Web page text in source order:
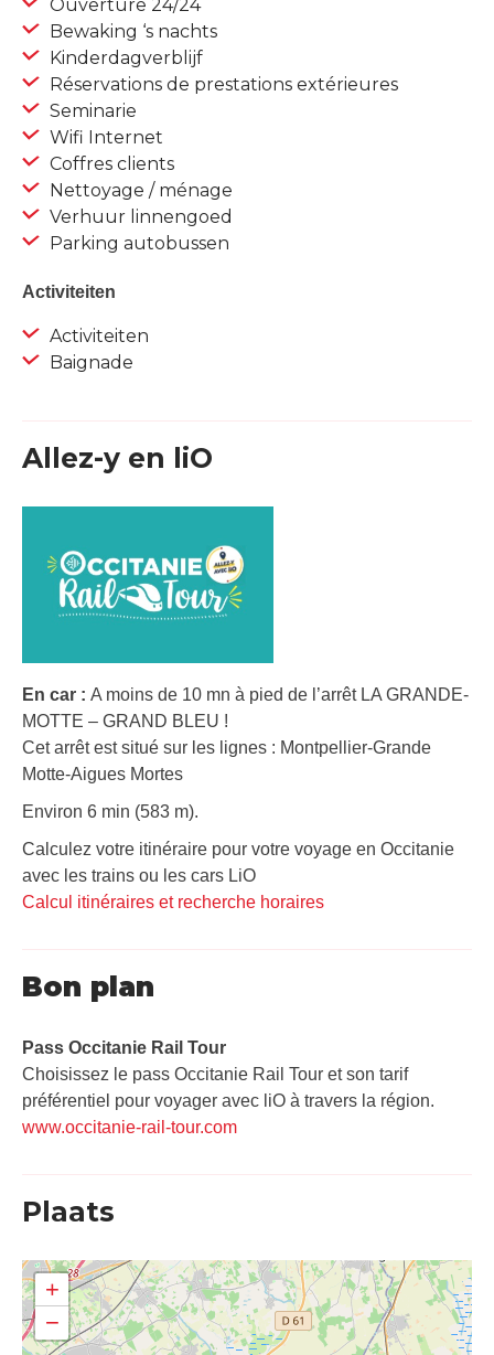
Ouverture 24/24
Bewaking ‘s nachts
Kinderdagverblijf
Réservations de prestations extérieures
Seminarie
Wifi Internet
Coffres clients
Nettoyage / ménage
Verhuur linnengoed
Parking autobussen
Activiteiten
Activiteiten
Baignade
Allez-y en liO
En car : A moins de 10 mn à pied de l’arrêt LA GRANDE-
MOTTE – GRAND BLEU !
Cet arrêt est situé sur les lignes : Montpellier-Grande
Motte-Aigues Mortes
Environ 6 min (583 m).
Calculez votre itinéraire pour votre voyage en Occitanie
avec les trains ou les cars LiO
Calcul itinéraires et recherche horaires
Bon plan
Pass Occitanie Rail Tour​
Choisissez le pass Occitanie Rail Tour et son tarif
préférentiel pour voyager avec liO à travers la région.
www.occitanie-rail-tour.com
Plaats
+
−